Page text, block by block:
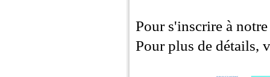
Pour s'inscrire à
Pour plus de détails,